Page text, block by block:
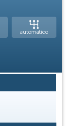
automatico